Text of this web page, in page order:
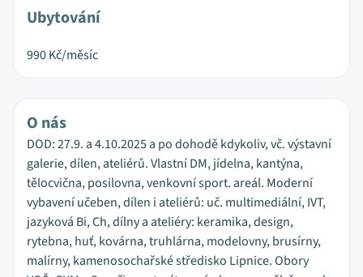
Ubytování
990Kč/měsíc
O nás
DOD: 27.9. a 4.10.2025 a po dohodě kdykoliv, vč. výstavní
galerie, dílen, ateliérů. Vlastní DM, jídelna, kantýna,
tělocvična, posilovna, venkovní sport. areál. Moderní
vybavení učeben, dílen i ateliérů: uč. multimediální, IVT,
jazyková Bi, Ch, dílny a ateliéry: keramika, design,
rytebna, huť, kovárna, truhlárna, modelovny, brusírny,
malírny, kamenosochařské středisko Lipnice. Obory